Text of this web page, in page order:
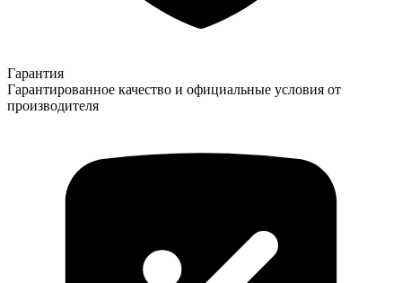
Гарантия
Гарантированное качество и официальные условия от
производителя